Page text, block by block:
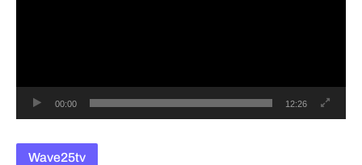
00:00 12:26
Wave25tv